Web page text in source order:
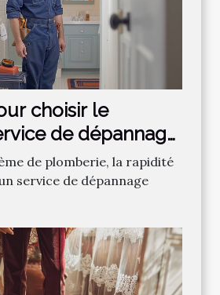
choisir le
de dépannage
de plomberie, la rapidité
service de dépannage